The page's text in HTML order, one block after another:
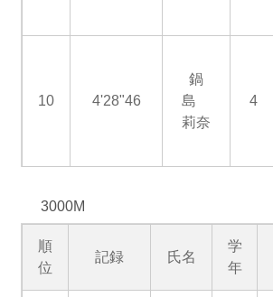
10 4'28"46
鍋
島
莉奈
4
3000M
順
位
記録 氏名
学
年